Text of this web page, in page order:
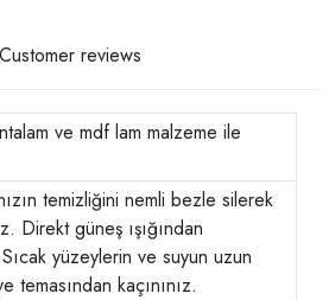
Customer reviews
ve mdf lam malzeme ile
temizliğini nemli bezle silerek
Direkt güneş ışığından
yüzeylerin ve suyun uzun
temasından kaçınınız.